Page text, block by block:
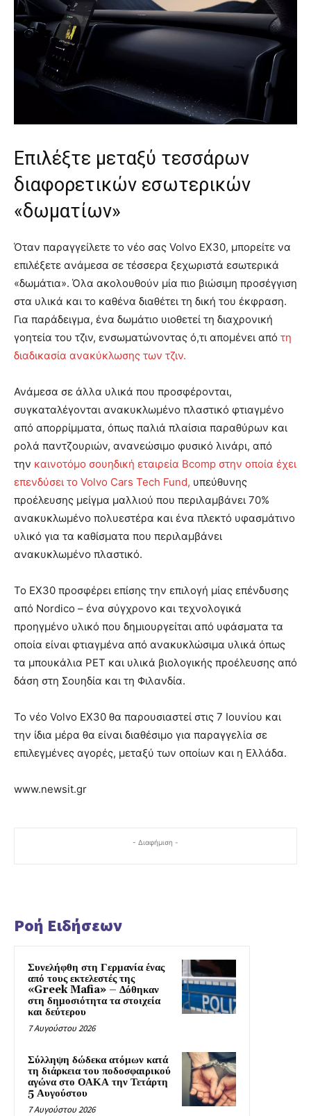
Επιλέξτε μεταξύ τεσσάρων
διαφορετικών εσωτερικών
«δωματίων»
Όταν παραγγείλετε το νέο σας Volvo EX30, μπορείτε να
επιλέξετε ανάμεσα σε τέσσερα ξεχωριστά εσωτερικά
«δωμάτια». Όλα ακολουθούν μία πιο βιώσιμη προσέγγιση
στα υλικά και το καθένα διαθέτει τη δική του έκφραση.
Για παράδειγμα, ένα δωμάτιο υιοθετεί τη διαχρονική
γοητεία του τζιν, ενσωματώνοντας ό,τι απομένει από τη
διαδικασία ανακύκλωσης των τζιν.
Ανάμεσα σε άλλα υλικά που προσφέρονται,
συγκαταλέγονται ανακυκλωμένο πλαστικό φτιαγμένο
από απορρίμματα, όπως παλιά πλαίσια παραθύρων και
ρολά παντζουριών, ανανεώσιμο φυσικό λινάρι, από
την καινοτόμο σουηδική εταιρεία Bcomp στην οποία έχει
επενδύσει το Volvo Cars Tech Fund, υπεύθυνης
προέλευσης μείγμα μαλλιού που περιλαμβάνει 70%
ανακυκλωμένο πολυεστέρα και ένα πλεκτό υφασμάτινο
υλικό για τα καθίσματα που περιλαμβάνει
ανακυκλωμένο πλαστικό.
Το EX30 προσφέρει επίσης την επιλογή μίας επένδυσης
από Nordico – ένα σύγχρονο και τεχνολογικά
προηγμένο υλικό που δημιουργείται από υφάσματα τα
οποία είναι φτιαγμένα από ανακυκλώσιμα υλικά όπως
τα μπουκάλια PET και υλικά βιολογικής προέλευσης από
δάση στη Σουηδία και τη Φιλανδία.
Το νέο Volvo EX30 θα παρουσιαστεί στις 7 Ιουνίου και
την ίδια μέρα θα είναι διαθέσιμο για παραγγελία σε
επιλεγμένες αγορές, μεταξύ των οποίων και η Ελλάδα.
www.newsit.gr
- Διαφήμιση -
Ροή Ειδήσεων
Συνελήφθη στη Γερμανία ένας
από τους εκτελεστές της
«Greek Mafia» – Δόθηκαν
στη δημοσιότητα τα στοιχεία
και δεύτερου
7 Αυγούστου 2026
Σύλληψη δώδεκα ατόμων κατά
τη διάρκεια του ποδοσφαιρικού
αγώνα στο ΟΑΚΑ την Τετάρτη
5 Αυγούστου
7 Αυγούστου 2026